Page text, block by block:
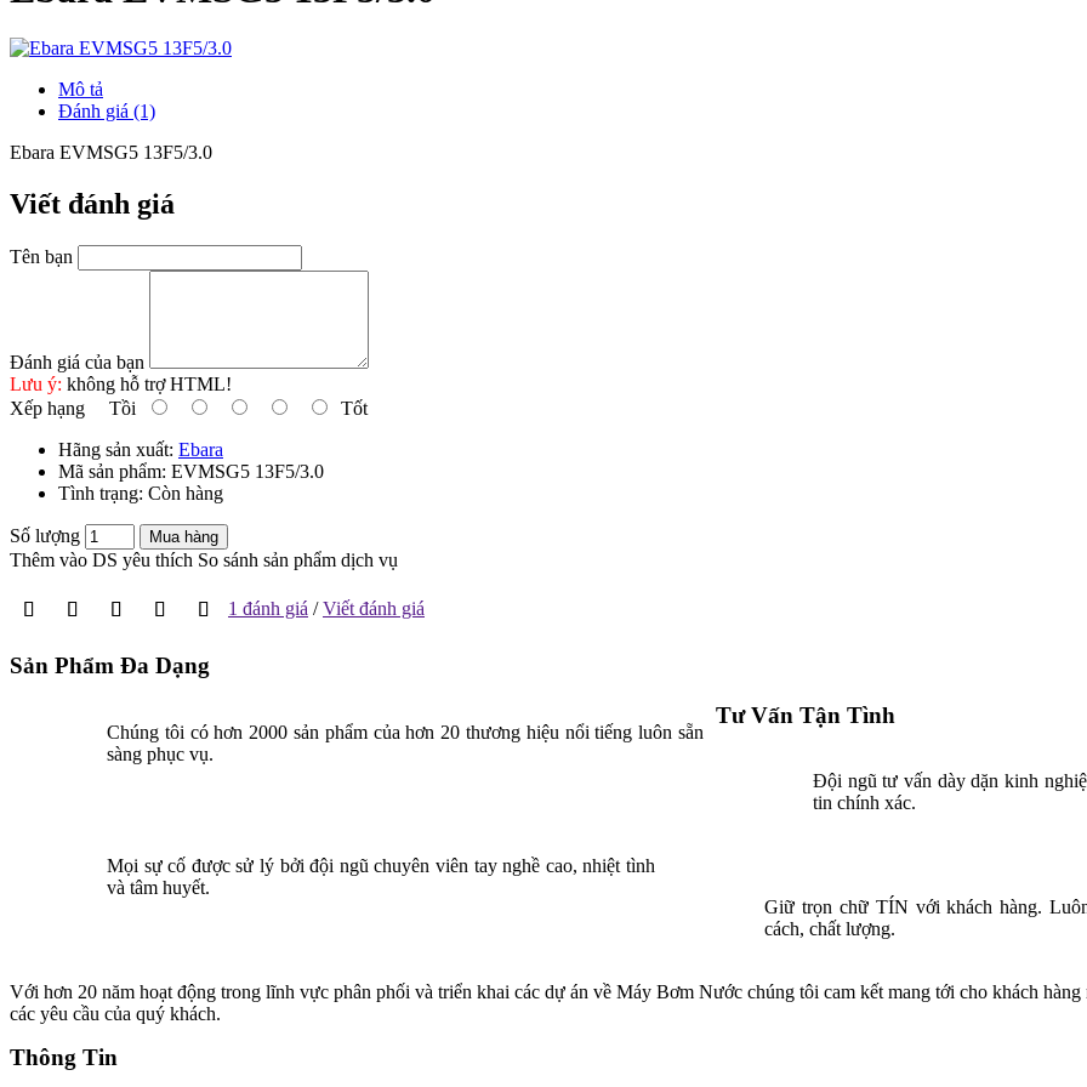
Mô tả
Đánh giá (1)
Ebara EVMSG5 13F5/3.0
Viết đánh giá
Tên bạn
Đánh giá của bạn
Lưu ý: không hỗ trợ HTML!
Xếp hạng Tồi Tốt
Hãng sản xuất: Ebara
Mã sản phẩm: EVMSG5 13F5/3.0
Tình trạng: Còn hàng
Số lượng Mua hàng
Thêm vào DS yêu thích So sánh sản phẩm dịch vụ
1 đánh giá /Viết đánh giá
Sản Phẩm Đa Dạng
Chúng tôi có hơn 2000 sản phẩm của hơn 20 thương hiệu nổi tiếng luôn sẵn
sàng phục vụ.
Tư Vấn Tận Tình
Đội ngũ tư vấn dày dặn kinh
tin chính xác.
Mọi sự cố được sử lý bởi đội ngũ chuyên viên tay nghề cao, nhiệt tình
và tâm huyết.
Giữ trọn chữ TÍN với khách hàng.
cách, chất lượng.
Với hơn 20 năm hoạt động trong lĩnh vực phân phối và triển khai các dự án về Máy Bơm Nước chúng tôi cam kết mang tới cho khách
các yêu cầu của quý khách.
Thông Tin